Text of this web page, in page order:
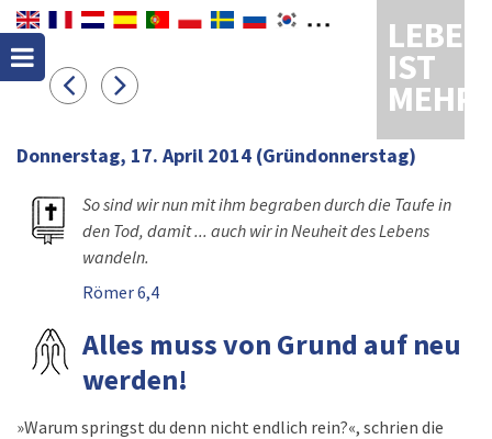
LEBEN
IST
MEHR
Donnerstag, 17. April 2014 (Gründonnerstag)
So sind wir nun mit ihm begraben durch die Taufe in
den Tod, damit ... auch wir in Neuheit des Lebens
wandeln.
Römer 6,4
Alles muss von Grund auf neu
werden!
»Warum springst du denn nicht endlich rein?«, schrien die